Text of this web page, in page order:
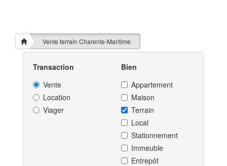
Vente terrain Charente-Maritime
Transaction
Vente
Location
Viager
Bien
Appartement
Maison
Terrain
Local
Stationnement
Immeuble
Entrepôt